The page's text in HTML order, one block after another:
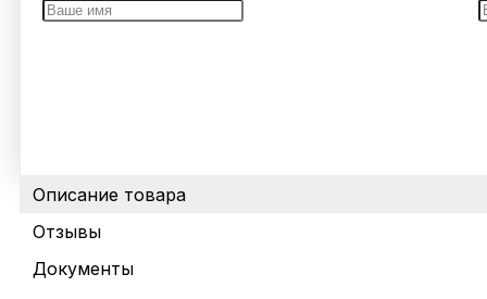
Описание товара
Отзывы
Документы